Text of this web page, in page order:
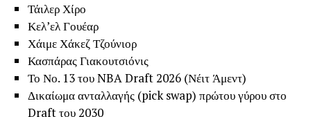
Τάιλερ Χίρο
Κελ’ελ Γουέαρ
Χάιμε Χάκεζ Τζούνιορ
Κασπάρας Γιακουτσιόνις
Το Νο. 13 του NBA Draft 2026 (Νέιτ Άμεντ)
Δικαίωμα ανταλλαγής (pick swap) πρώτου γύρου στο
Draft του 2030